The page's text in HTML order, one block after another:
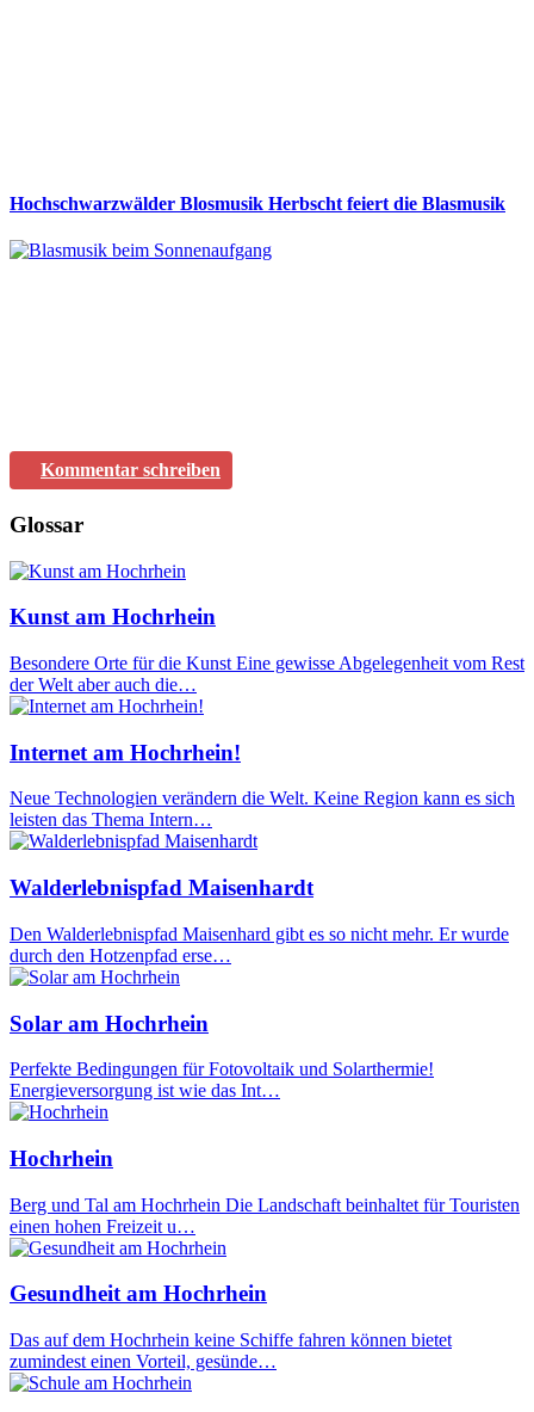
Hochschwarzwälder Blosmusik Herbscht feiert die Blasmusik
Kommentar schreiben
Glossar
Kunst am Hochrhein
Besondere Orte für die Kunst Eine gewisse Abgelegenheit vom Rest
der Welt aber auch die…
Internet am Hochrhein!
Neue Technologien verändern die Welt. Keine Region kann es sich
leisten das Thema Intern…
Walderlebnispfad Maisenhardt
Den Walderlebnispfad Maisenhard gibt es so nicht mehr. Er wurde
durch den Hotzenpfad erse…
Solar am Hochrhein
Perfekte Bedingungen für Fotovoltaik und Solarthermie!
Energieversorgung ist wie das Int…
Hochrhein
Berg und Tal am Hochrhein Die Landschaft beinhaltet für Touristen
einen hohen Freizeit u…
Gesundheit am Hochrhein
Das auf dem Hochrhein keine Schiffe fahren können bietet
zumindest einen Vorteil, gesünde…